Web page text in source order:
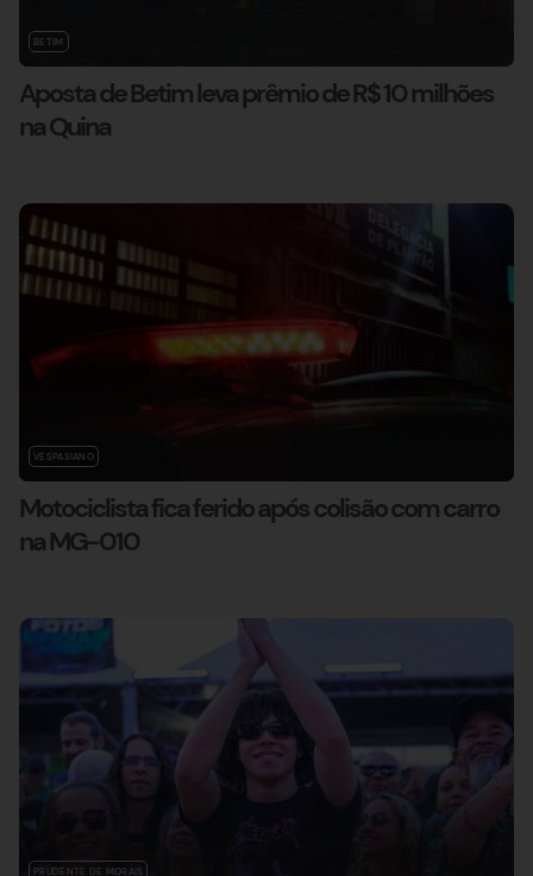
BETIM
Aposta de Betim leva prêmio de R$ 10 milhões
na Quina
VESPASIANO
Motociclista fica ferido após colisão com carro
na MG-010
PRUDENTE DE MORAIS